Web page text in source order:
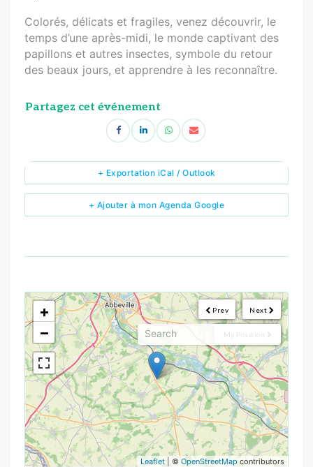
Colorés, délicats et fragiles, venez découvrir, le
temps d’une après-midi, le monde captivant des
papillons et autres insectes, symbole du retour
des beaux jours, et apprendre à les reconnaître.
Partagez cet événement
+ Ajouter à mon Agenda Google
+ Exportation iCal / Outlook
Next
Prev
My Position
<!---->
+
−
Leaflet | ©OpenStreetMap contributors